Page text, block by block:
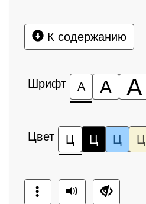
К содержанию
Шрифт А А А
Цвет Ц Ц Ц Ц